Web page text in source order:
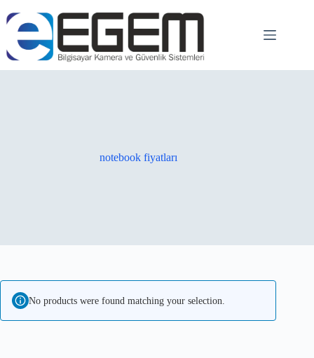
notebook fiyatları
No products were found matching your selection.